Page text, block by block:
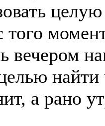
того
вечером
а рано